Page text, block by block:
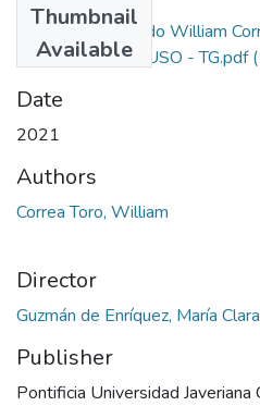
Thumbnail
Available
Trabajo de Grado William
LICENCIA DE USO - TG.pdf
Date
2021
Authors
Correa Toro, William
Director
Guzmán de Enríquez, María Clara
Publisher
Pontificia Universidad Javeriana